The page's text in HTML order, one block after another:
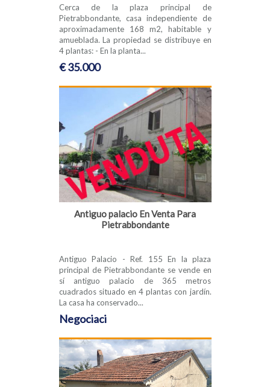
Cerca de la plaza principal de
Pietrabbondante, casa independiente de
aproximadamente 168 m2, habitable y
amueblada. La propiedad se distribuye en
4 plantas: - En la planta...
€ 35.000
Antiguo palacio En Venta Para
Pietrabbondante
Antiguo Palacio - Ref. 155 En la plaza
principal de Pietrabbondante se vende en
sí antiguo palacio de 365 metros
cuadrados situado en 4 plantas con jardín.
La casa ha conservado...
Negociaci